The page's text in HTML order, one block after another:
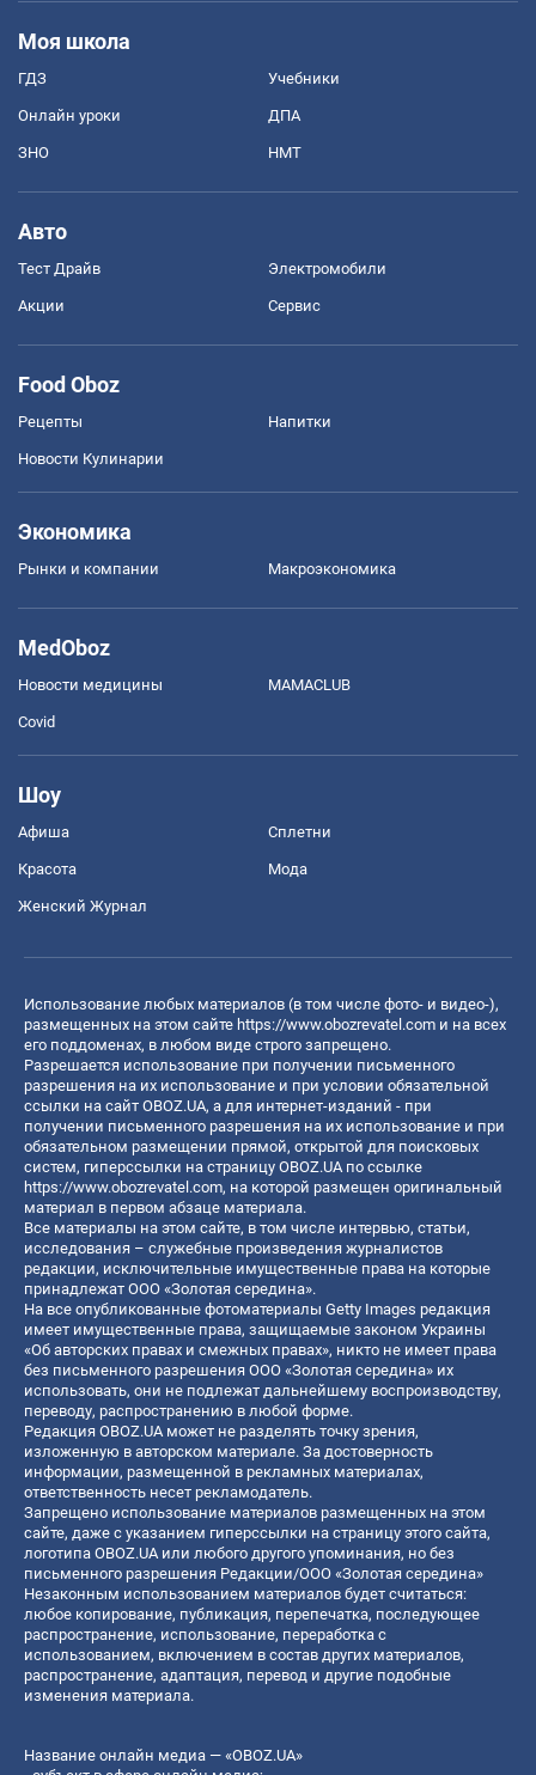
Моя школа
ГДЗ Учебники
Онлайн уроки ДПА
ЗНО НМТ
Авто
Тест Драйв Электромобили
Акции Сервис
Food Oboz
Рецепты Напитки
Новости Кулинарии
Экономика
Рынки и компании Mакроэкономика
MedOboz
Новости медицины MAMACLUB
Covid
Шоу
Афиша Сплетни
Красота Мода
Женский Журнал
Использование любых материалов (в том числе фото- и видео-),
размещенных на этом сайте https://www.obozrevatel.com и на всех
его поддоменах, в любом виде строго запрещено.
Разрешается использование при получении письменного
разрешения на их использование и при условии обязательной
ссылки на сайт OBOZ.UA, а для интернет-изданий - при
получении письменного разрешения на их использование и при
обязательном размещении прямой, открытой для поисковых
систем, гиперссылки на страницу OBOZ.UA по ссылке
https://www.obozrevatel.com, на которой размещен оригинальный
материал в первом абзаце материала.
Все материалы на этом сайте, в том числе интервью, статьи,
исследования – служебные произведения журналистов
редакции, исключительные имущественные права на которые
принадлежат ООО «Золотая середина».
На все опубликованные фотоматериалы Getty Images редакция
имеет имущественные права, защищаемые законом Украины
«Об авторских правах и смежных правах», никто не имеет права
без письменного разрешения ООО «Золотая середина» их
использовать, они не подлежат дальнейшему воспроизводству,
переводу, распространению в любой форме.
Редакция OBOZ.UA может не разделять точку зрения,
изложенную в авторском материале. За достоверность
информации, размещенной в рекламных материалах,
ответственность несет рекламодатель.
Запрещено использование материалов размещенных на этом
сайте, даже с указанием гиперссылки на страницу этого сайта,
логотипа OBOZ.UA или любого другого упоминания, но без
письменного разрешения Редакции/ООО «Золотая середина»
Незаконным использованием материалов будет считаться:
любое копирование, публикация, перепечатка, последующее
распространение, использование, переработка с
использованием, включением в состав других материалов,
распространение, адаптация, перевод и другие подобные
изменения материала.
Название онлайн медиа — «OBOZ.UA»